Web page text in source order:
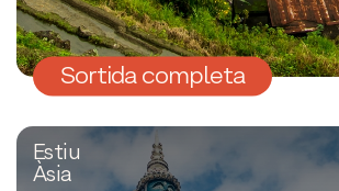
Sortida completa
Estiu
Àsia